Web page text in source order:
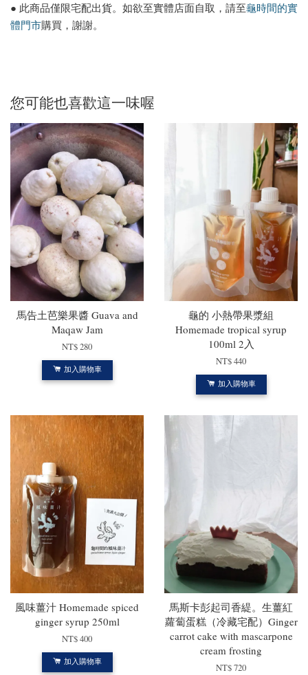
● 此商品僅限宅配出貨。如欲至實體店面自取，請至龜時間的實
體門市購買，謝謝。
您可能也喜歡這一味喔
馬告土芭樂果醬 Guava and
Maqaw Jam
NT$ 280
加入購物車
龜的 小熱帶果漿組
Homemade tropical syrup
100ml 2入
NT$ 440
加入購物車
風味薑汁 Homemade spiced
ginger syrup 250ml
NT$ 400
加入購物車
馬斯卡彭起司香緹。生薑紅
蘿蔔蛋糕（冷藏宅配）Ginger
carrot cake with mascarpone
cream frosting
NT$ 720